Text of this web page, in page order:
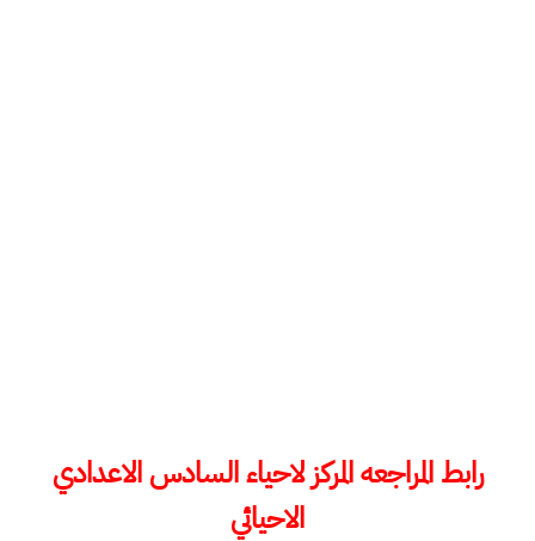
رابط المراجعه المركز لاحياء السادس الاعدادي
الاحيائي